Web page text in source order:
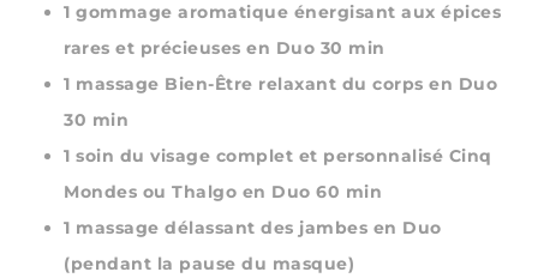
1 gommage aromatique énergisant aux épices
rares et précieuses en Duo 30 min
1 massage Bien-Être relaxant du corps en Duo
30 min
1 soin du visage complet et personnalisé Cinq
Mondes ou Thalgo en Duo 60 min
1 massage délassant des jambes en Duo
(pendant la pause du masque)